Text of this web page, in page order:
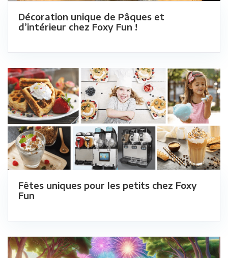
Décoration unique de Pâques et
d’intérieur chez Foxy Fun !
Fêtes uniques pour les petits chez Foxy
Fun